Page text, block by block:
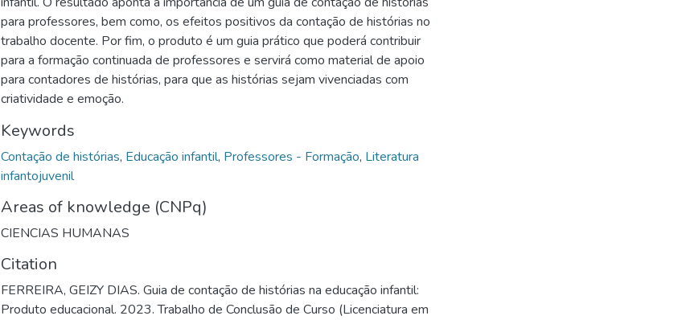
para professores, bem como, os efeitos positivos da contação de histórias no
trabalho docente. Por fim, o produto é um guia prático que poderá contribuir
para a formação continuada de professores e servirá como material de apoio
para contadores de histórias, para que as histórias sejam vivenciadas com
criatividade e emoção.
Keywords
Contação de histórias, Educação infantil, Professores - Formação, Literatura
infantojuvenil
Areas of knowledge (CNPq)
CIENCIAS HUMANAS
Citation
FERREIRA, GEIZY DIAS. Guia de contação de histórias na educação infantil:
Produto educacional. 2023. Trabalho de Conclusão de Curso (Licenciatura em